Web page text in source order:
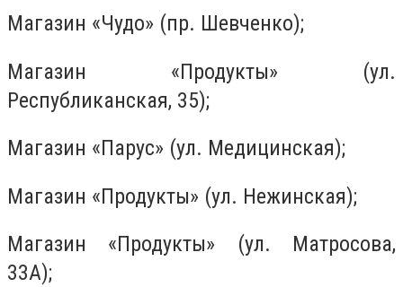
Магазин «Чудо» (пр. Шевченко);
Магазин «Продукты» (ул.
Республиканская, 35);
Магазин «Парус» (ул. Медицинская);
Магазин «Продукты» (ул. Нежинская);
Магазин «Продукты» (ул. Матросова,
33А);